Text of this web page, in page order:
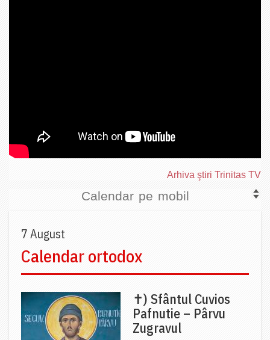
Arhiva ştiri Trinitas TV
Calendar pe mobil
7 August
Calendar ortodox
✝) Sfântul Cuvios
Pafnutie – Pârvu
Zugravul